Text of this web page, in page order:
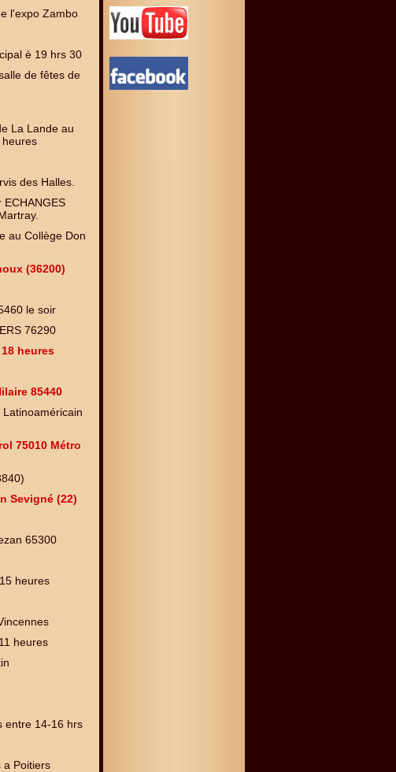
l'expo Zambo
è 19 hrs 30
de fêtes de
La Lande au
des Halles.
ECHANGES
au Collège Don
(36200)
le soir
76290
heures
85440
Latinoaméricain
75010 Métro
Sevigné (22)
65300
heures
heures
entre 14-16 hrs
a Poitiers